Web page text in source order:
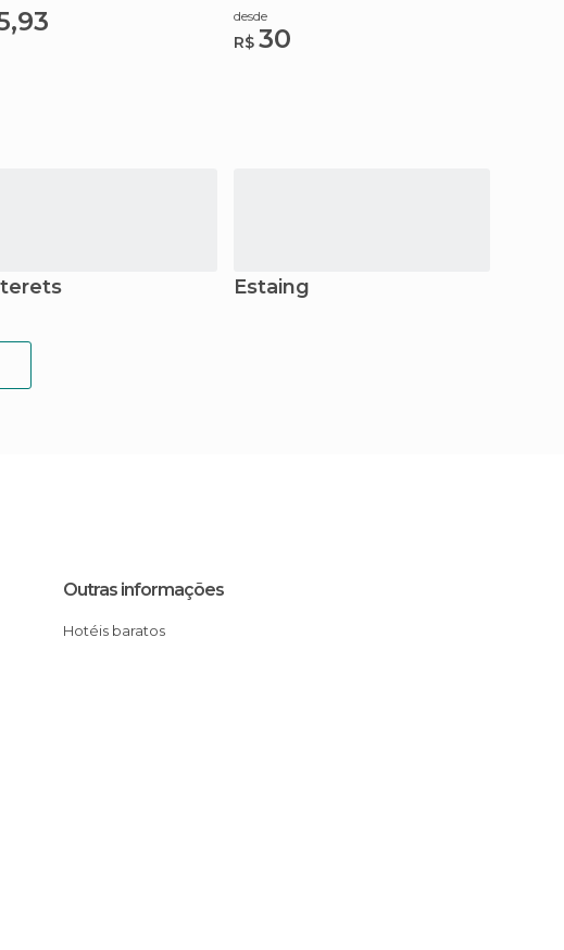
desde
R$ 30
Estaing
Outras informações
Hotéis baratos